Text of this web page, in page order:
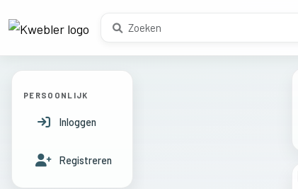
PERSOONLIJK
Inloggen
Registreren